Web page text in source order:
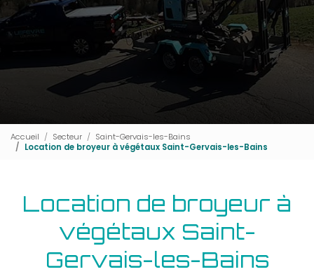
Accueil Secteur
Saint-Gervais-les-Bains
Location de broyeur à végétaux Saint-Gervais-les-Bains
Location de broyeur à
végétaux Saint-
Gervais-les-Bains